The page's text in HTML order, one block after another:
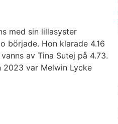
med sin lillasyster
började. Hon klarade 4.16
av Tina Sutej på 4.73.
2023 var Melwin Lycke